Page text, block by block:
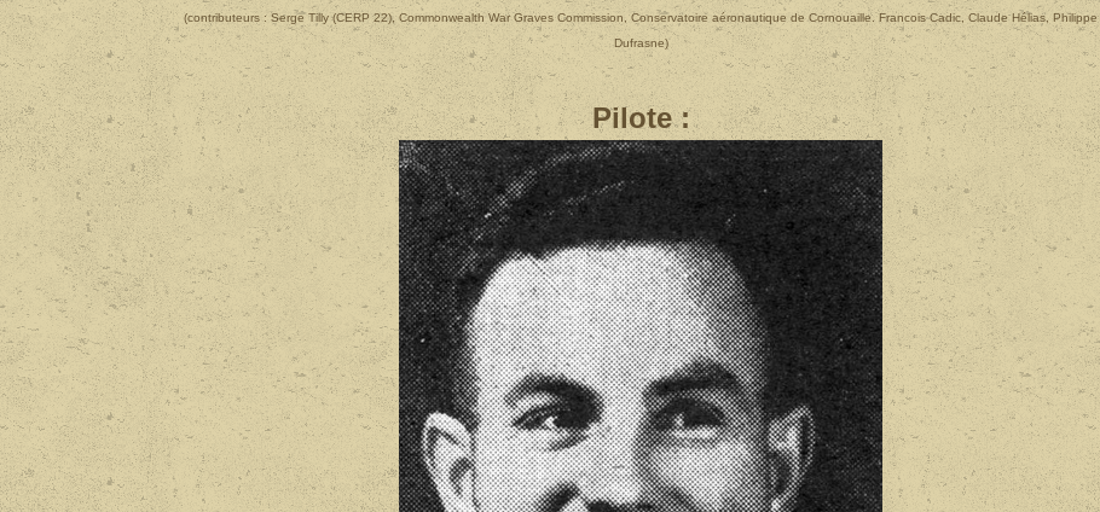
(contributeurs : Serge Tilly (CERP 22), Commonwealth War Graves Commission, Conservatoire aéronautique de Cornouaille. Francois Cadic, Claude Hélias, Philippe
Dufrasne)
Pilote :